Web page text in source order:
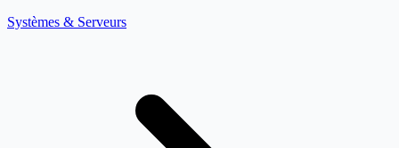
Systèmes & Serveurs